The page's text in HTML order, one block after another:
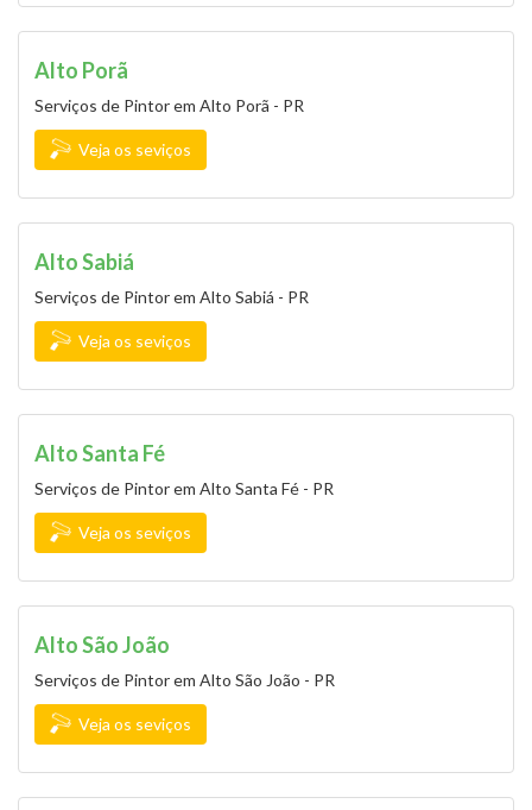
Alto Porã
Serviços de Pintor em Alto Porã - PR
Veja os seviços
Alto Sabiá
Serviços de Pintor em Alto Sabiá - PR
Veja os seviços
Alto Santa Fé
Serviços de Pintor em Alto Santa Fé - PR
Veja os seviços
Alto São João
Serviços de Pintor em Alto São João - PR
Veja os seviços